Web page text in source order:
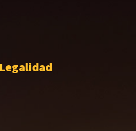
Legalidad